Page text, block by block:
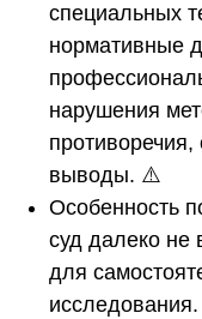
специальных
нормативные
нарушения
выводы. ⚠️
Особенность
суд далеко не
для